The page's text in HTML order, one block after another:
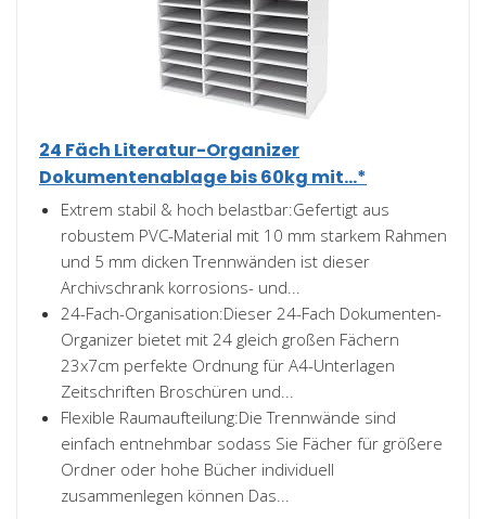
24 Fäch Literatur-Organizer
Dokumentenablage bis 60kg mit...*
Extrem stabil & hoch belastbar:Gefertigt aus
robustem PVC-Material mit 10 mm starkem Rahmen
und 5 mm dicken Trennwänden ist dieser
Archivschrank korrosions- und...
24-Fach-Organisation:Dieser 24-Fach Dokumenten-
Organizer bietet mit 24 gleich großen Fächern
23x7cm perfekte Ordnung für A4-Unterlagen
Zeitschriften Broschüren und...
Flexible Raumaufteilung:Die Trennwände sind
einfach entnehmbar sodass Sie Fächer für größere
Ordner oder hohe Bücher individuell
zusammenlegen können Das...